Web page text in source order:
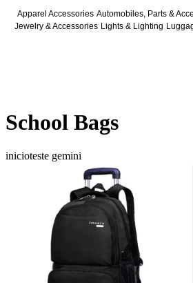
Apparel Accessories Automobiles, Parts &
Jewelry & Accessories Lights & Lighting
School Bags
inicioteste gemini